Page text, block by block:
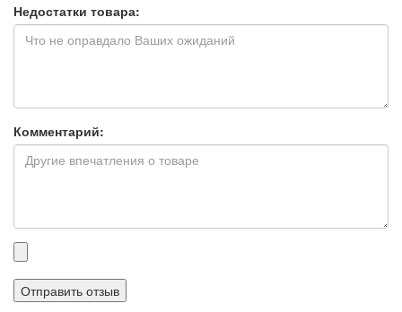
Недостатки товара:
Комментарий:
Прикрепленные
файлы